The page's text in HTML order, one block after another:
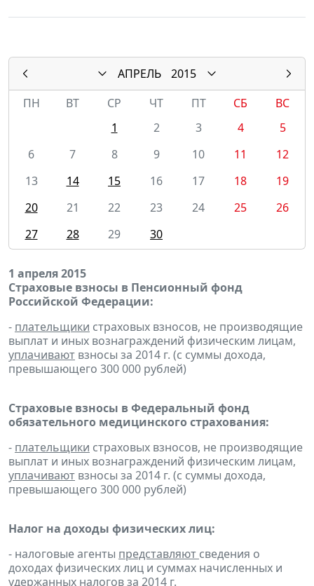
АПРЕЛЬ
2015
ПН
ВТ СР ЧТ ПТ СБ
ВС
1
2 3 4
5
6
7 8 9 10 11
12
13
14 15 16 17 18
19
20
21 22 23 24 25
26
27
28 29 30
1 апреля 2015
Страховые взносы в Пенсионный фонд
Российской Федерации:
- плательщики страховых взносов, не производящие
выплат и иных вознаграждений физическим лицам,
уплачивают взносы за 2014 г. (с суммы дохода,
превышающего 300 000 рублей)
Страховые взносы в Федеральный фонд
обязательного медицинского страхования:
- плательщики страховых взносов, не производящие
выплат и иных вознаграждений физическим лицам,
уплачивают взносы за 2014 г. (с суммы дохода,
превышающего 300 000 рублей)
Налог на доходы физических лиц:
- налоговые агенты представляют сведения о
доходах физических лиц и суммах начисленных и
удержанных налогов за 2014 г.